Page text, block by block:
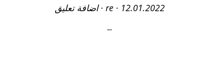
re· 12.01.2022
·اضافة تعليق